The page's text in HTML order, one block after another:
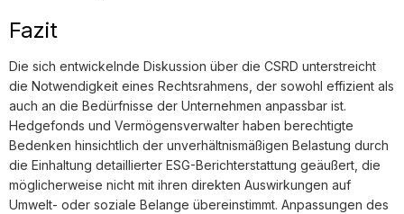
Fazit
Die sich entwickelnde Diskussion über die CSRD unterstreicht
die Notwendigkeit eines Rechtsrahmens, der sowohl effizient als
auch an die Bedürfnisse der Unternehmen anpassbar ist.
Hedgefonds und Vermögensverwalter haben berechtigte
Bedenken hinsichtlich der unverhältnismäßigen Belastung durch
die Einhaltung detaillierter ESG-Berichterstattung geäußert, die
möglicherweise nicht mit ihren direkten Auswirkungen auf
Umwelt- oder soziale Belange übereinstimmt. Anpassungen des